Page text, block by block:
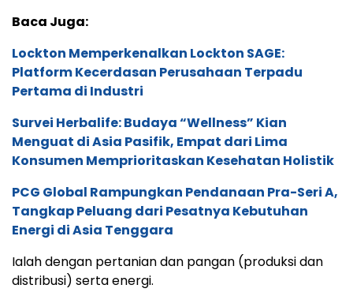
Baca Juga:
Lockton Memperkenalkan Lockton SAGE:
Platform Kecerdasan Perusahaan Terpadu
Pertama di Industri
Survei Herbalife: Budaya “Wellness” Kian
Menguat di Asia Pasifik, Empat dari Lima
Konsumen Memprioritaskan Kesehatan Holistik
PCG Global Rampungkan Pendanaan Pra-Seri A,
Tangkap Peluang dari Pesatnya Kebutuhan
Energi di Asia Tenggara
Ialah dengan pertanian dan pangan (produksi dan
distribusi) serta energi.